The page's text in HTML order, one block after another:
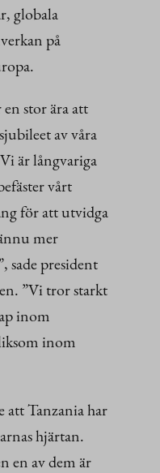
globala
på
en stor ära att
av våra
är långvariga
vårt
för att utvidga
mer
sade president
”Vi tror starkt
inom
inom
att Tanzania har
hjärtan.
en av dem är